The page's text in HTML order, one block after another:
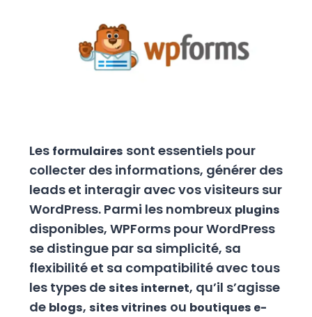
Les formulaires sont essentiels pour
collecter des informations, générer des
leads et interagir avec vos visiteurs sur
WordPress. Parmi les nombreux plugins
disponibles, WPForms pour WordPress
se distingue par sa simplicité, sa
flexibilité et sa compatibilité avec tous
les types desites internet, qu’il s’agisse
de blogs, sites vitrines ou boutiques e-